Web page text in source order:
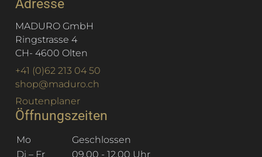
Adresse
MADURO GmbH
Ringstrasse 4
CH- 4600 Olten
+41 (0)62 213 04 50
shop@maduro.ch
Routenplaner
Öffnungszeiten
Mo
Geschlossen
Di – Fr
09.00 - 12.00 Uhr